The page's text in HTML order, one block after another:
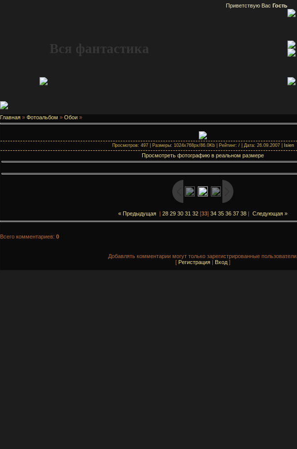
Приветствую Вас Гость
Вся фантастика
Главная » Фотоальбом » Обои »
Просмотров: 497 | Размеры: 1024x768px/86.0Kb | Рейтинг: / | Дата: 26.09.2007 | Isien
Просмотреть фотографию в реальном размере
« Предыдущая | 28 29 30 31 32 [33] 34 35 36 37 38 | Следующая »
Всего комментариев: 0
Добавлять комментарии могут только зарегистрированные пользователи.
[ Регистрация Вход ]